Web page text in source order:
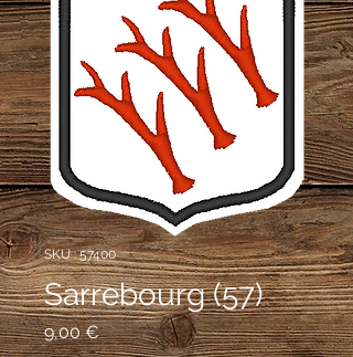
SKU : 57400
Sarrebourg (57)
9,00 €Prix